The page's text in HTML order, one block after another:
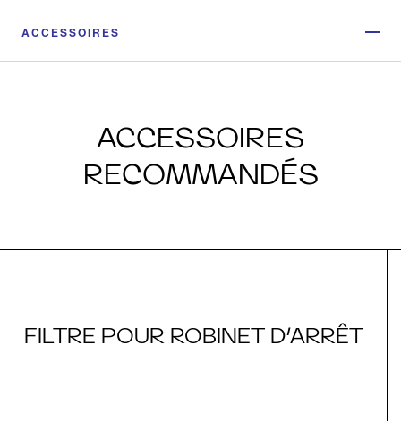
ACCESSOIRES
ACCESSOIRES
RECOMMANDÉS
FILTRE POUR ROBINET D’ARRÊT